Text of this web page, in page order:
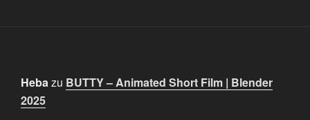
Hebazu BUTTY – Animated Short Film | Blender
2025